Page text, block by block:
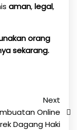
aman,legal,
orang
sekarang.
Next
Online
Dagang Haki